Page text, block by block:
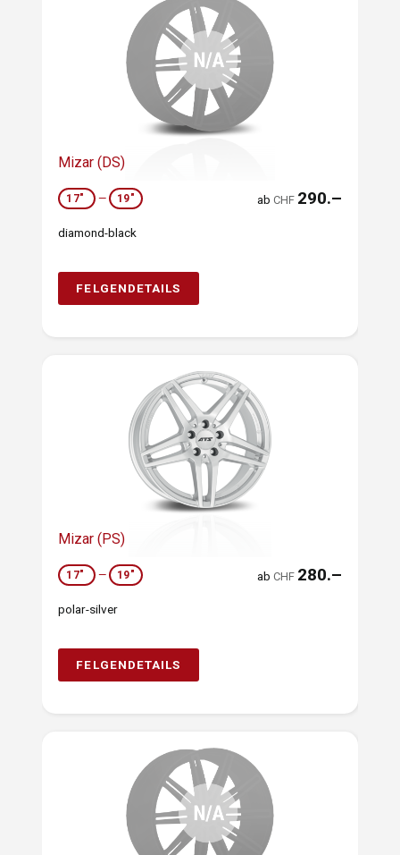
Mizar (DS)
17" — 19" abCHF 290.–
diamond-black
FELGENDETAILS
Mizar (PS)
17" — 19" abCHF 280.–
polar-silver
FELGENDETAILS